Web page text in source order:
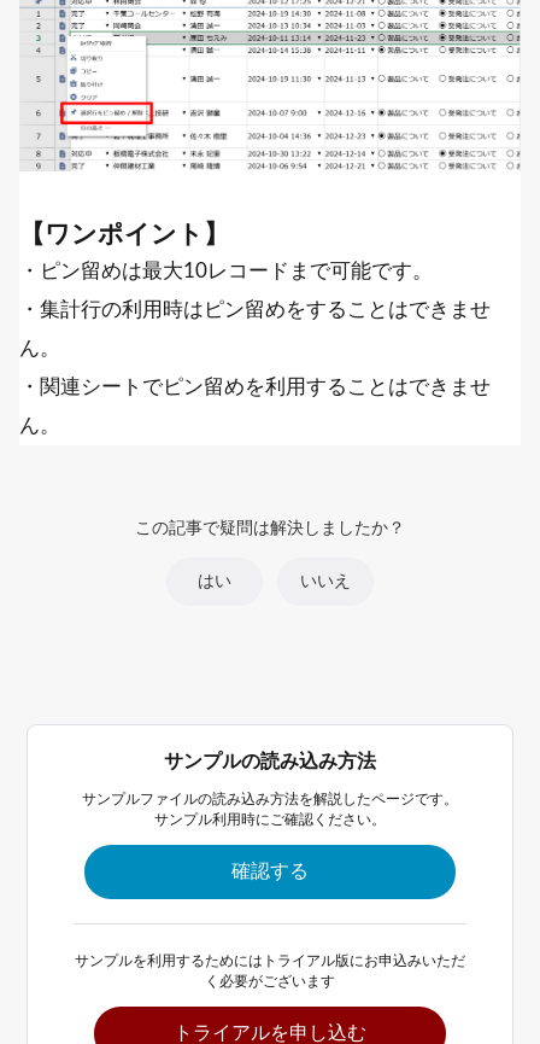
【ワンポイント】
・ピン留めは最大10レコードまで可能です。
・集計行の利用時はピン留めをすることはできませ
ん。
・関連シートでピン留めを利用することはできませ
ん。
この記事で疑問は解決しましたか？
はい いいえ
サンプルの読み込み方法
サンプルファイルの読み込み方法を解説したページです。
サンプル利用時にご確認ください。
確認する
サンプルを利用するためにはトライアル版にお申込みいただ
く必要がございます
トライアルを申し込む